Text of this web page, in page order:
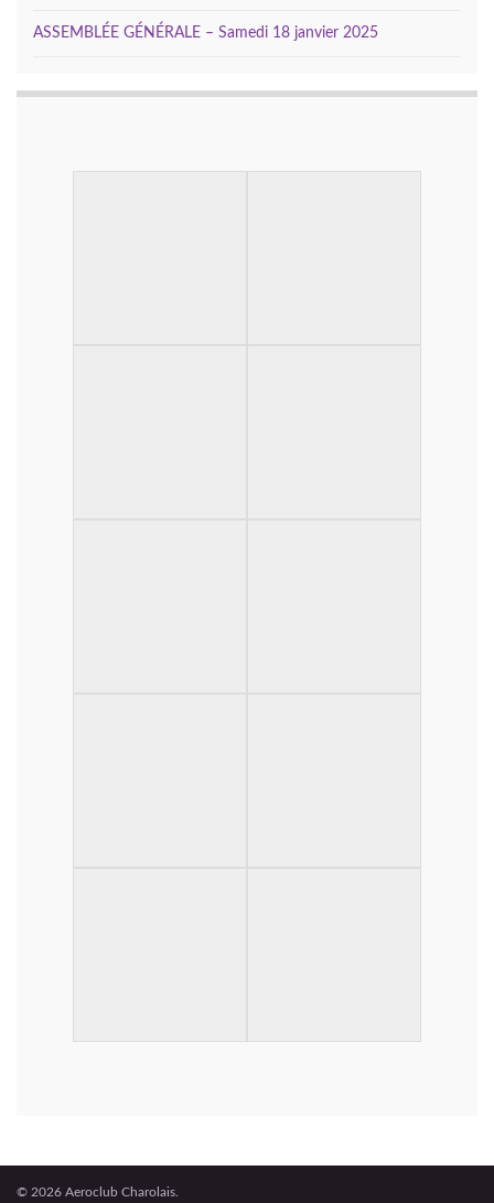
ASSEMBLÉE GÉNÉRALE – Samedi 18 janvier 2025
© 2026 Aeroclub Charolais.